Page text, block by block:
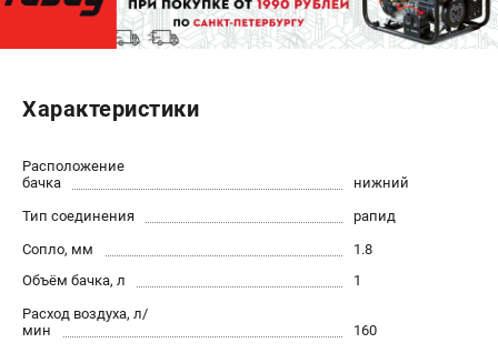
ЭЛЕКТРОСТАНЦИИ
Генераторы дизельные
Генераторы сварочные
ПОЛЕЗНЫЕ СТАТЬИ
Как выбрать краскопульт?
Как выбрать мотопомпу?
Как выбрать бензопилу?
Характеристики
Расположение
бачка
нижний
Тип соединения
рапид
Сопло, мм
1.8
Объём бачка, л
1
Расход воздуха, л/
мин
160